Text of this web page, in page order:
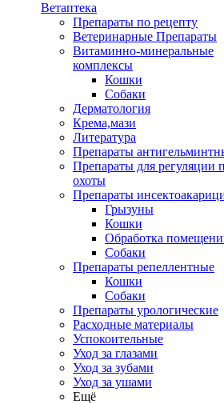
Ветаптека
Препараты по рецепту
Ветеринарные Препараты
Витаминно-минеральные
комплексы
Кошки
Собаки
Дерматология
Крема,мази
Литература
Препараты
Препараты для регуляции
охоты
Препараты
Грызуны
Кошки
Обработка
Собаки
Препараты репеллентные
Кошки
Собаки
Препараты урологические
Расходные материалы
Успокоительные
Уход за глазами
Уход за зубами
Уход за ушами
Ещё